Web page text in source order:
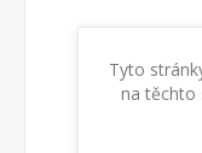
Tyto
na těchto